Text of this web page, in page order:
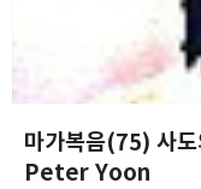
마가복음(75) 사
Peter Yoon